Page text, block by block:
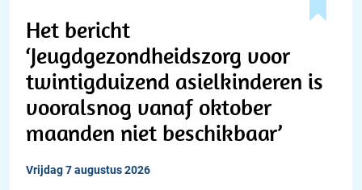
Het bericht
‘Jeugdgezondheidszorg voor
twintigduizend asielkinderen is
vooralsnog vanaf oktober
maanden niet beschikbaar’
vrijdag 7 augustus 2026